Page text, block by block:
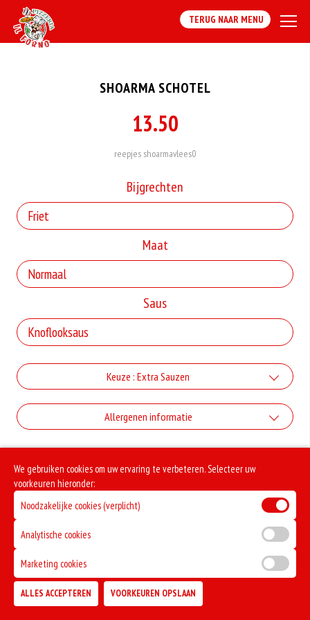
TERUG NAAR MENU
SHOARMA SCHOTEL
13.50
reepjes shoarmavlees0
Bijgrechten
Maat
Saus
Keuze : Extra Sauzen
Knoflook saus
+€1.00
Tomaten uisaus
+€1.00
+€1.00
Mayonaise
Allergenen informatie
We gebruiken cookies om uw ervaring te verbeteren. Selecteer uw
voorkeuren hieronder:
Noodzakelijke cookies (verplicht)
Analytische cookies
Marketing cookies
ALLES ACCEPTEREN VOORKEUREN OPSLAAN